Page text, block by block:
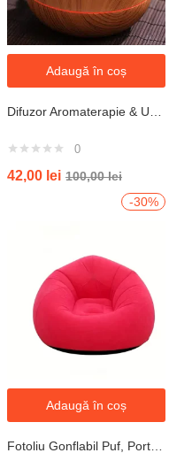
Adaugă în coș
0
42,00 lei 100,00lei
-30%
Adaugă în coș